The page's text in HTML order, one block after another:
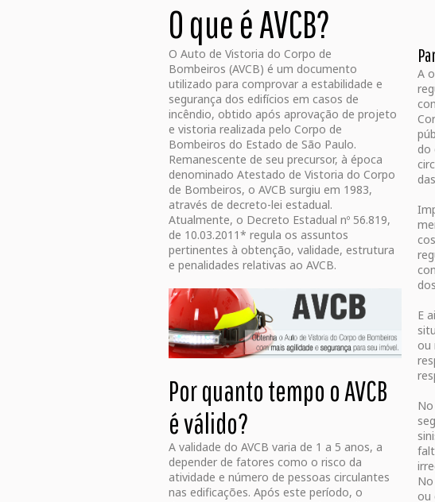
O que é AVCB?
O Auto de Vistoria do Corpo de
Bombeiros (AVCB) é um documento
utilizado para comprovar a estabilidade e
segurança dos edifícios em casos de
incêndio, obtido após aprovação de projeto
e vistoria realizada pelo Corpo de
Bombeiros do Estado de São Paulo.
Remanescente de seu precursor, à época
denominado Atestado de Vistoria do Corpo
de Bombeiros, o AVCB surgiu em 1983,
através de decreto-lei estadual.
Atualmente, o Decreto Estadual nº 56.819,
de 10.03.2011* regula os assuntos
pertinentes à obtenção, validade, estrutura
e penalidades relativas ao AVCB.
Por quanto tempo o AVCB
é válido?
A validade do AVCB varia de 1 a 5 anos, a
depender de fatores como o risco da
atividade e número de pessoas circulantes
nas edificações. Após este período, o
A
do
E
ou
ou